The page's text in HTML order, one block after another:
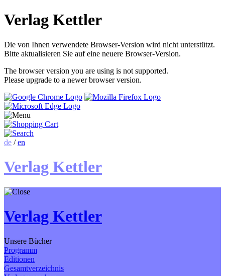
Verlag Kettler
Die von Ihnen verwendete Browser-Version wird nicht unterstützt.
Bitte aktualisieren Sie auf eine neuere Browser-Version.
The browser version you are using is not supported.
Please upgrade to a newer browser version.
de /en
Verlag Kettler
Verlag Kettler
Unsere Bücher
Programm
Editionen
Gesamtverzeichnis